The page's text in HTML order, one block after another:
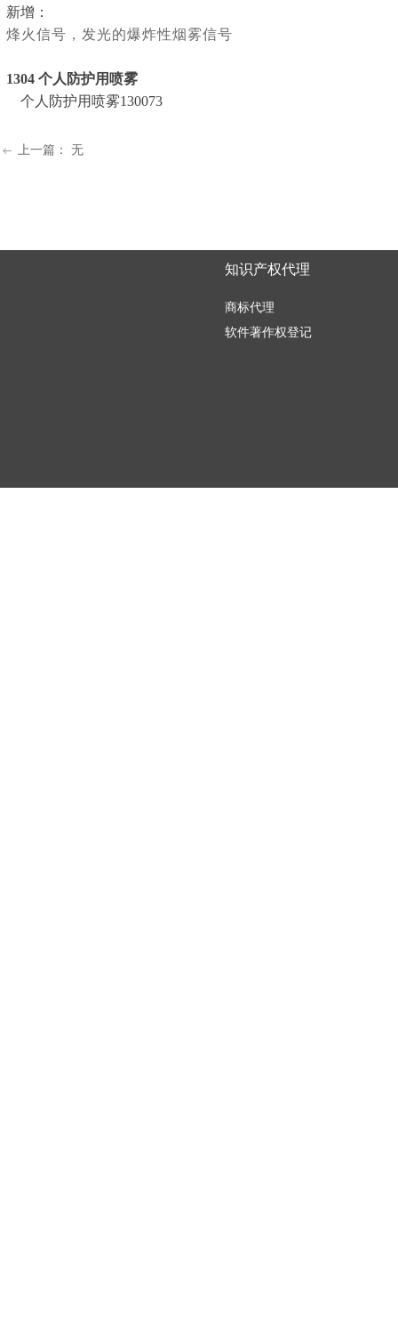
新增：
烽火信号，发光的爆炸性烟雾信号
1304 个人防护用喷雾
个人防护用喷雾130073
ꂃ 上一篇： 无
知识产权代理
商标代理
软件著作权登记